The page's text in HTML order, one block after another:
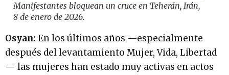
Manifestantes bloquean un cruce en Teherán, Irán,
8 de enero de 2026.
Osyan: En los últimos años —especialmente
después del levantamiento Mujer, Vida, Libertad
— las mujeres han estado muy activas en actos